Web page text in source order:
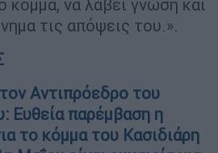
κόμμα, να λάβει γνώση και
τις απόψεις του.».
Αντιπρόεδρο του
Eυθεία παρέμβαση η
το κόμμα του Κασιδιάρη